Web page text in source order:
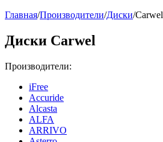
Главная/Производители/Диски/Carwel
Диски Carwel
Производители:
iFree
Accuride
Alcasta
ALFA
ARRIVO